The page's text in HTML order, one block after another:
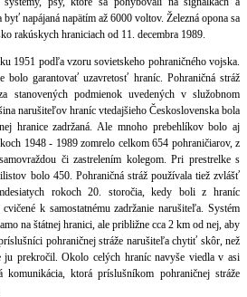
napájaná napätím až 6000 voltov. Železná opona sa
rakúskych hraniciach od 11. decembra 1989.
1951 podľa vzoru sovietskeho pohraničného vojska.
bolo garantovať uzavretosť hraníc. Pohraničná stráž
stanovených podmienok uvedených v služobnom
narušiteľov hraníc vtedajšieho Československa bola
hranice zadržaná. Ale mnoho prebehlíkov bolo aj
1948 - 1989 zomrelo celkom 654 pohraničiarov, z
či zastrelením kolegom. Pri prestrelke s
bolo 450. Pohraničná stráž používala tiež zvlášť
rokoch 20. storočia, kedy boli z hraníc
k samostatnému zadržanie narušiteľa. Systém
na štátnej hranici, ale približne cca 2 km od nej, aby
pohraničnej stráže narušiteľa chytiť skôr, než
ju prekročil. Okolo celých hraníc navyše viedla v asi
komunikácia, ktorá príslušníkom pohraničnej stráže